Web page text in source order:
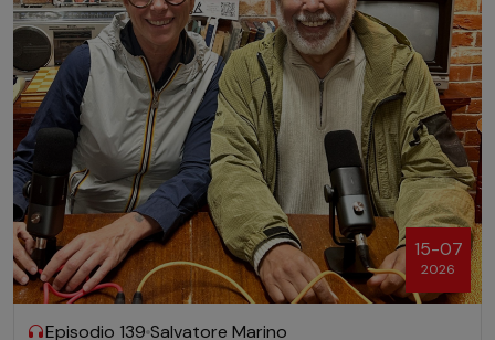
15-07
2026
Episodio 139 Salvatore Marino